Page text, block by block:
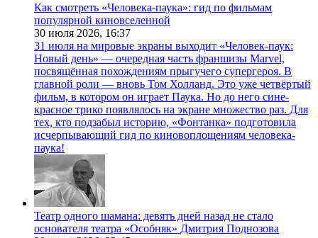
Как смотреть «Человека-паука»: гид по фильмам
популярной киновселенной
30 июля 2026, 16:37
31 июля на мировые экраны выходит «Человек-паук:
Новый день» — очередная часть франшизы Marvel,
посвящённая похождениям прыгучего супергероя. В
главной роли — вновь Том Холланд. Это уже четвёртый
фильм, в котором он играет Паука. Но до него сине-
красное трико появлялось на экране множество раз. Для
тех, кто подзабыл историю, «Фонтанка» подготовила
исчерпывающий гид по киновоплощениям человека-
паука!
Театр одного шамана: девять дней назад не стало
основателя театра «Особняк» Дмитрия Поднозова